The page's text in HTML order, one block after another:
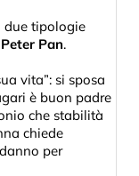
due tipologie
Peter Pan.
vita”: si sposa
è buon padre
che stabilità
chiede
per